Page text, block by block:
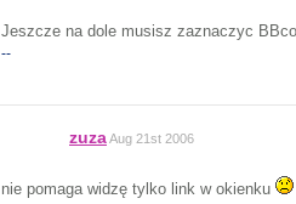
Jeszcze na dole musisz zaznaczyc
--
zuzaAug 21st 2006
nie pomaga widzę tylko link w okienku